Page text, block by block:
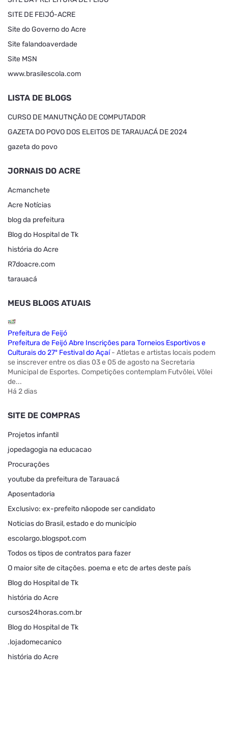
SITE DE FEIJÓ-ACRE
Site do Governo do Acre
Site falandoaverdade
Site MSN
www.brasilescola.com
LISTA DE BLOGS
CURSO DE MANUTNÇÃO DE COMPUTADOR
GAZETA DO POVO DOS ELEITOS DE TARAUACÁ DE 2024
gazeta do povo
JORNAIS DO ACRE
Acmanchete
Acre Notícias
blog da prefeitura
Blog do Hospital de Tk
história do Acre
R7doacre.com
tarauacá
MEUS BLOGS ATUAIS
Prefeitura de Feijó
Prefeitura de Feijó Abre Inscrições para Torneios Esportivos e
Culturais do 27º Festival do Açaí - Atletas e artistas locais podem
se inscrever entre os dias 03 e 05 de agosto na Secretaria
Municipal de Esportes. Competições contemplam Futvôlei, Vôlei
de...
Há 2 dias
SITE DE COMPRAS
Projetos infantil
jopedagogia na educacao
Procurações
youtube da prefeitura de Tarauacá
Aposentadoria
Exclusivo: ex-prefeito nãopode ser candidato
Noticias do Brasil, estado e do município
escolargo.blogspot.com
Todos os tipos de contratos para fazer
O maior site de citações. poema e etc de artes deste país
Blog do Hospital de Tk
história do Acre
cursos24horas.com.br
Blog do Hospital de Tk
.lojadomecanico
história do Acre